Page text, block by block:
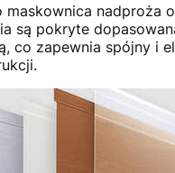
maskownica nadproża
są pokryte
co zapewnia spójny i